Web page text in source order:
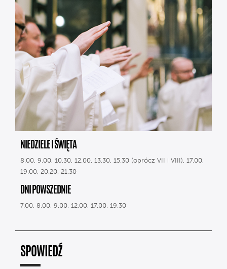
NIEDZIELE I ŚWIĘTA
8.00, 9.00, 10.30, 12.00, 13.30, 15.30 (oprócz VII i VIII), 17.00,
19.00, 20.20, 21.30
DNI POWSZEDNIE
7.00, 8.00, 9.00, 12.00, 17.00, 19.30
SPOWIEDŹ